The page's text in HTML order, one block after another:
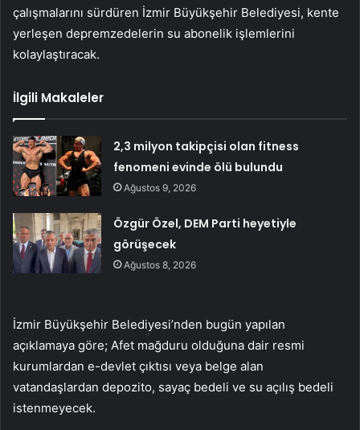
çalışmalarını sürdüren İzmir Büyükşehir Belediyesi, kente
yerleşen depremzedelerin su abonelik işlemlerini
kolaylaştıracak.
İlgili Makaleler
2,3 milyon takipçisi olan fitness
fenomeni evinde ölü bulundu
Ağustos 9, 2026
Özgür Özel, DEM Parti heyetiyle
görüşecek
Ağustos 8, 2026
İzmir Büyükşehir Belediyesi’nden bugün yapılan
açıklamaya göre; Afet mağduru olduğuna dair resmi
kurumlardan e-devlet çıktısı veya belge alan
vatandaşlardan depozito, sayaç bedeli ve su açılış bedeli
istenmeyecek.